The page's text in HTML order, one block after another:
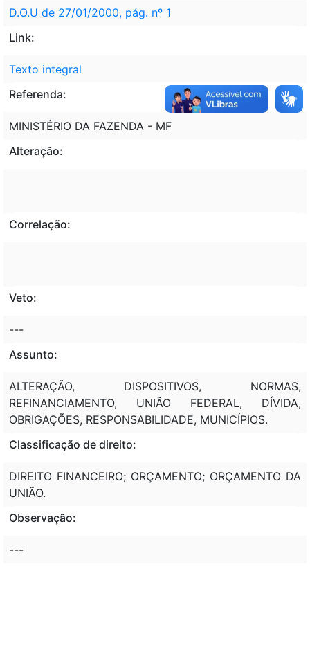
D.O.U de 27/01/2000, pág. nº 1
Link:
Texto integral
Referenda:
MINISTÉRIO DA FAZENDA - MF
Alteração:
Correlação:
Veto:
---
Assunto:
ALTERAÇÃO, DISPOSITIVOS, NORMAS,
REFINANCIAMENTO, UNIÃO FEDERAL, DÍVIDA,
OBRIGAÇÕES, RESPONSABILIDADE, MUNICÍPIOS.
Classificação de direito:
DIREITO FINANCEIRO; ORÇAMENTO; ORÇAMENTO DA
UNIÃO.
Observação:
---